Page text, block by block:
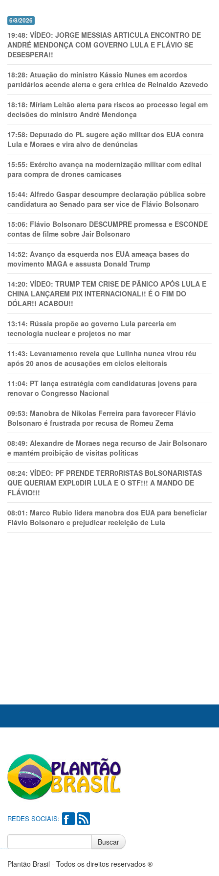
6/8/2026
19:48: VÍDEO: JORGE MESSIAS ARTICULA ENCONTRO DE
ANDRÉ MENDONÇA COM GOVERNO LULA E FLÁVIO SE
DESESPERA!!
18:28: Atuação do ministro Kássio Nunes em acordos
partidários acende alerta e gera crítica de Reinaldo Azevedo
18:18: Míriam Leitão alerta para riscos ao processo legal em
decisões do ministro André Mendonça
17:58: Deputado do PL sugere ação militar dos EUA contra
Lula e Moraes e vira alvo de denúncias
15:55: Exército avança na modernização militar com edital
para compra de drones camicases
15:44: Alfredo Gaspar descumpre declaração pública sobre
candidatura ao Senado para ser vice de Flávio Bolsonaro
15:06: Flávio Bolsonaro DESCUMPRE promessa e ESCONDE
contas de filme sobre Jair Bolsonaro
14:52: Avanço da esquerda nos EUA ameaça bases do
movimento MAGA e assusta Donald Trump
14:20: VÍDEO: TRUMP TEM CRlSE DE PÂNlCO APÓS LULA E
CHINA LANÇAREM PIX INTERNACIONAL!! É O FIM DO
DÓLAR!! ACABOU!!
13:14: Rússia propõe ao governo Lula parceria em
tecnologia nuclear e projetos no mar
11:43: Levantamento revela que Lulinha nunca virou réu
após 20 anos de acusações em ciclos eleitorais
11:04: PT lança estratégia com candidaturas jovens para
renovar o Congresso Nacional
09:53: Manobra de Nikolas Ferreira para favorecer Flávio
Bolsonaro é frustrada por recusa de Romeu Zema
08:49: Alexandre de Moraes nega recurso de Jair Bolsonaro
e mantém proibição de visitas políticas
08:24: VÍDEO: PF PRENDE TERR0RlSTAS B0LSONARlSTAS
QUE QUERIAM EXPL0DlR LULA E O STF!!! A MANDO DE
FLÁVIO!!!
08:01: Marco Rubio lidera manobra dos EUA para beneficiar
Flávio Bolsonaro e prejudicar reeleição de Lula
REDES SOCIAIS:
Buscar
Plantão Brasil - Todos os direitos reservados ®